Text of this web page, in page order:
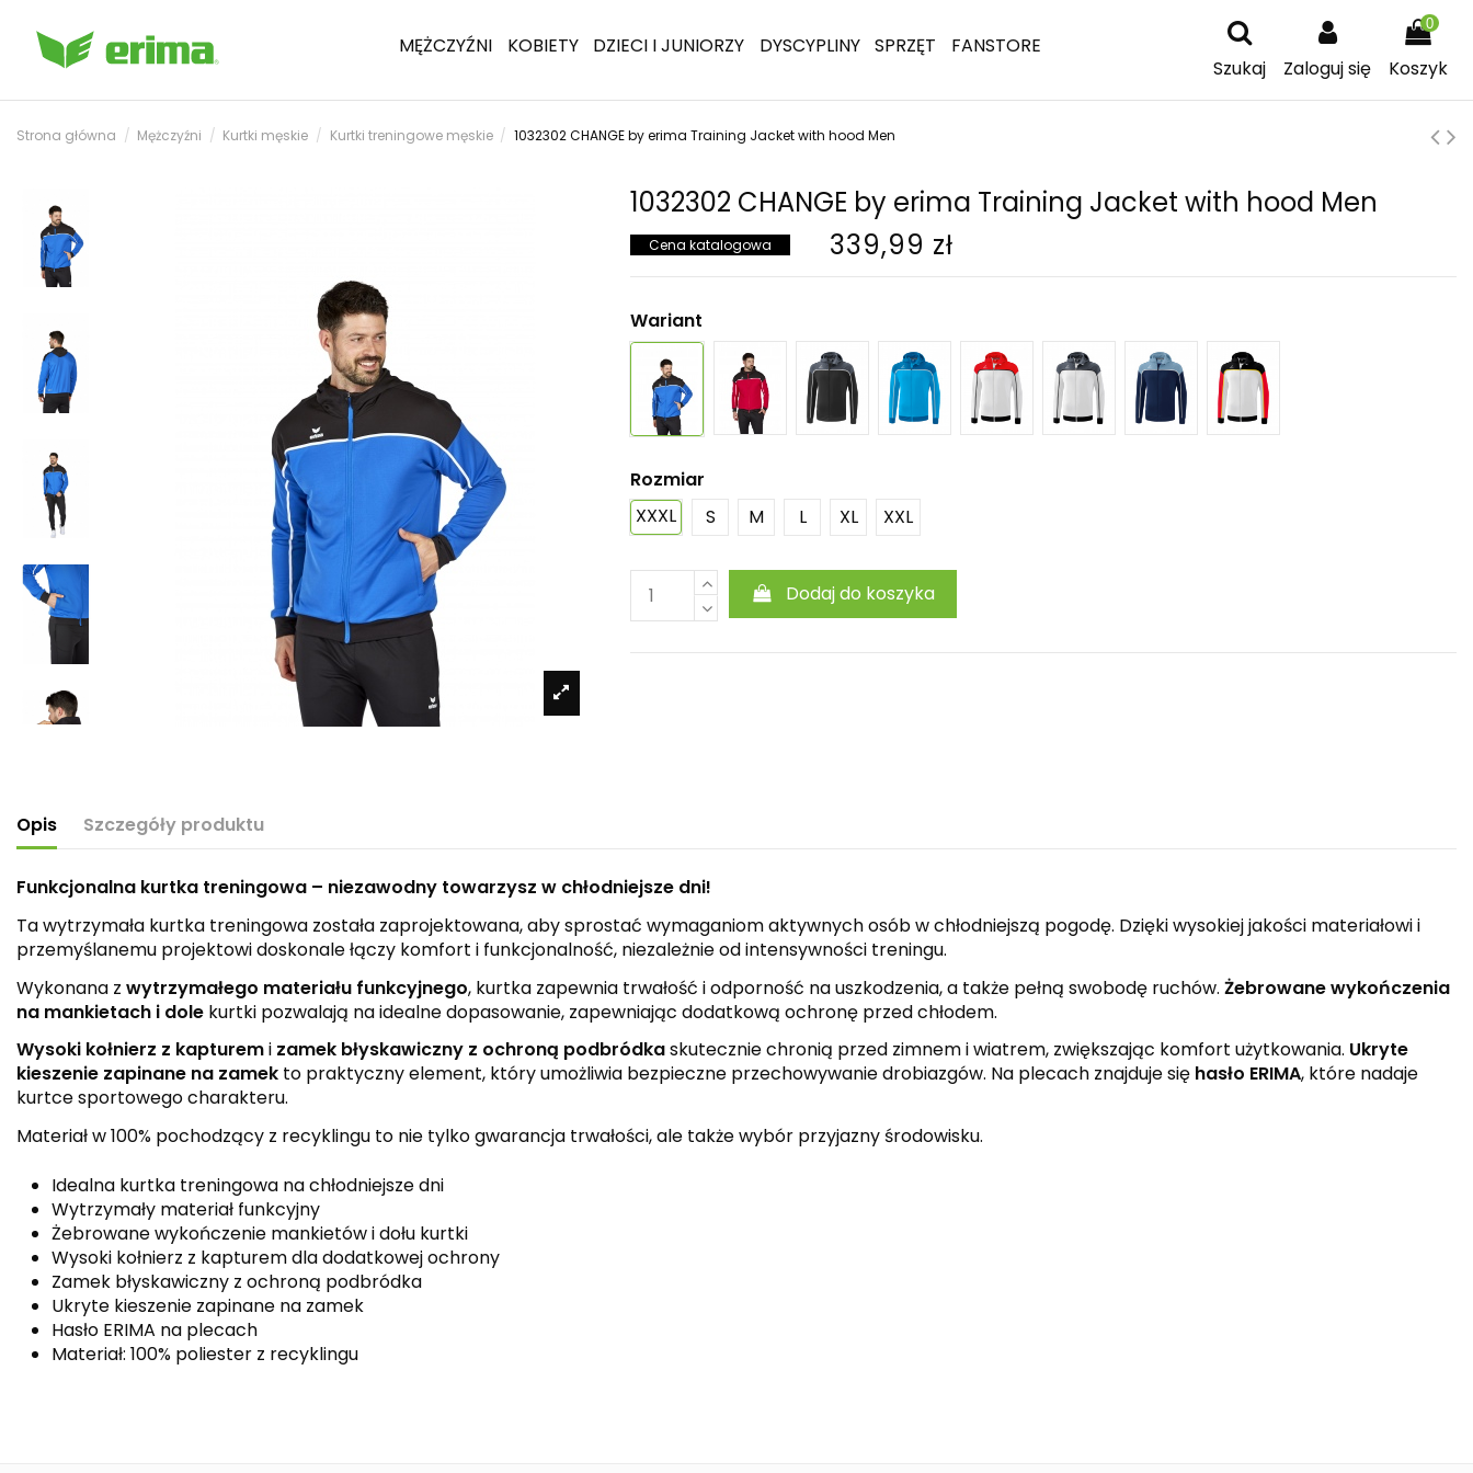
MĘŻCZYŹNI KOBIETY DZIECI I JUNIORZY DYSCYPLINY SPRZĘT
FANSTORE
Szukaj
Zaloguj się
0
Koszyk
Strona główna Mężczyźni Kurtki męskie Kurtki treningowe męskie 1032302 CHANGE by erima Training Jacket with hood Men
1032302 CHANGE by erima Training Jacket with hood Men
Cena katalogowa 339,99 zł
Wariant
Rozmiar
XXXL
S M L XL XXL
Dodaj do koszyka
Opis Szczegóły produktu
Funkcjonalna kurtka treningowa – niezawodny towarzysz w chłodniejsze dni!
Ta wytrzymała kurtka treningowa została zaprojektowana, aby sprostać wymaganiom aktywnych osób w chłodniejszą pogodę. Dzięki wysokiej jakości materiałowi i
przemyślanemu projektowi doskonale łączy komfort i funkcjonalność, niezależnie od intensywności treningu.
Wykonana z wytrzymałego materiału funkcyjnego, kurtka zapewnia trwałość i odporność na uszkodzenia, a także pełną swobodę ruchów. Żebrowane wykończenia
na mankietach i dole kurtki pozwalają na idealne dopasowanie, zapewniając dodatkową ochronę przed chłodem.
Wysoki kołnierz z kapturemi zamek błyskawiczny z ochroną podbródkaskutecznie chronią przed zimnem i wiatrem, zwiększając komfort użytkowania. Ukryte
kieszenie zapinane na zamek to praktyczny element, który umożliwia bezpieczne przechowywanie drobiazgów. Na plecach znajduje się hasło ERIMA, które nadaje
kurtce sportowego charakteru.
Materiał w 100% pochodzący z recyklingu to nie tylko gwarancja trwałości, ale także wybór przyjazny środowisku.
Idealna kurtka treningowa na chłodniejsze dni
Wytrzymały materiał funkcyjny
Żebrowane wykończenie mankietów i dołu kurtki
Wysoki kołnierz z kapturem dla dodatkowej ochrony
Zamek błyskawiczny z ochroną podbródka
Ukryte kieszenie zapinane na zamek
Hasło ERIMA na plecach
Materiał: 100% poliester z recyklingu